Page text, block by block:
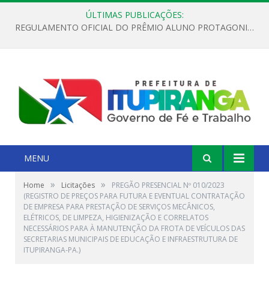
ÚLTIMAS PUBLICAÇÕES:
REGULAMENTO OFICIAL DO PRÊMIO ALUNO PROTAGONISTA – EDIÇÃO 2026
MENU
Home » Licitações »
PREGÃO PRESENCIAL Nº 010/2023
(REGISTRO DE PREÇOS PARA FUTURA E EVENTUAL CONTRATAÇÃO
DE EMPRESA PARA PRESTAÇÃO DE SERVIÇOS MECÂNICOS,
ELÉTRICOS, DE LIMPEZA, HIGIENIZAÇÃO E CORRELATOS
NECESSÁRIOS PARA À MANUTENÇÃO DA FROTA DE VEÍCULOS DAS
SECRETARIAS MUNICIPAIS DE EDUCAÇÃO E INFRAESTRUTURA DE
ITUPIRANGA-PA.)